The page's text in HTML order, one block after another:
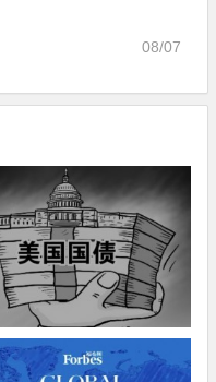
08/07